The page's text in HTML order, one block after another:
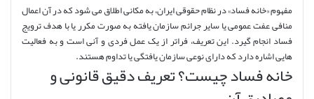
مفهوم «خانه فساد» در نظام حقوقی ایران، به مکانی اطلاق می شود که در آن اعمال
منافی عفت عمومی یا سایر جرائم سازمان یافته به صورت مکرر یا با هدف ترویج
فساد انجام گیرد. این تعریف، فراتر از یک عمل فردی و آنی است و به فعالیت
هایی اشاره دارد که دارای نوعی سازمان یافتگی یا تداوم هستند.
خانه فساد چیست؟ تعریف دقیق قانونی و